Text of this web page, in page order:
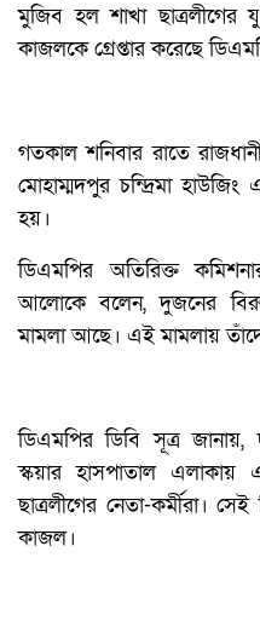
মুজিব হল শাখা ছাত্রলীগের
কাজলকে গ্রেপ্তার করেছে
গতকাল শনিবার রাতে
মোহাম্মদপুর চন্দ্রিমা
হয়।
ডিএমপির অতিরিক্ত
আলোকে বলেন, দুজনের
মামলা আছে। এই মামলায়
ডিএমপির ডিবি সূত্র জানায়,
স্কয়ার হাসপাতাল
ছাত্রলীগের নেতা-কর্মীরা।
কাজল।